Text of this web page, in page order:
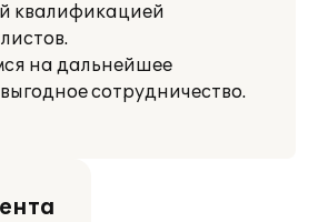
квалификацией
на дальнейшее
сотрудничество.